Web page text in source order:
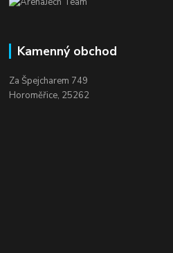
Kamenný obchod
Za Špejcharem 749
Horoměřice, 25262